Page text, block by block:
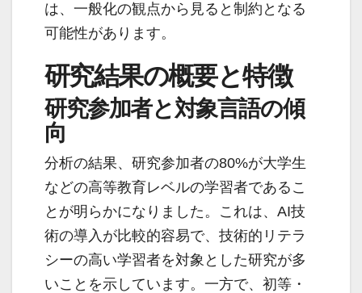
は、一般化の観点から見ると制約となる
可能性があります。
研究結果の概要と特徴
研究参加者と対象言語の傾
向
分析の結果、研究参加者の80%が大学生
などの高等教育レベルの学習者であるこ
とが明らかになりました。これは、AI技
術の導入が比較的容易で、技術的リテラ
シーの高い学習者を対象とした研究が多
いことを示しています。一方で、初等・